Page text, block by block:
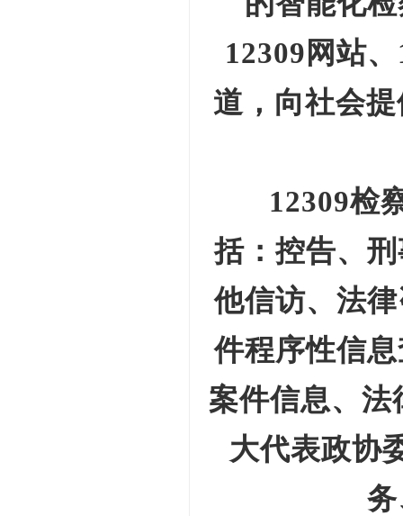
12309 网站、
道，向社会
12309检
括：控告、
他信访、法
件程序性信
案件信息、
大代表政协